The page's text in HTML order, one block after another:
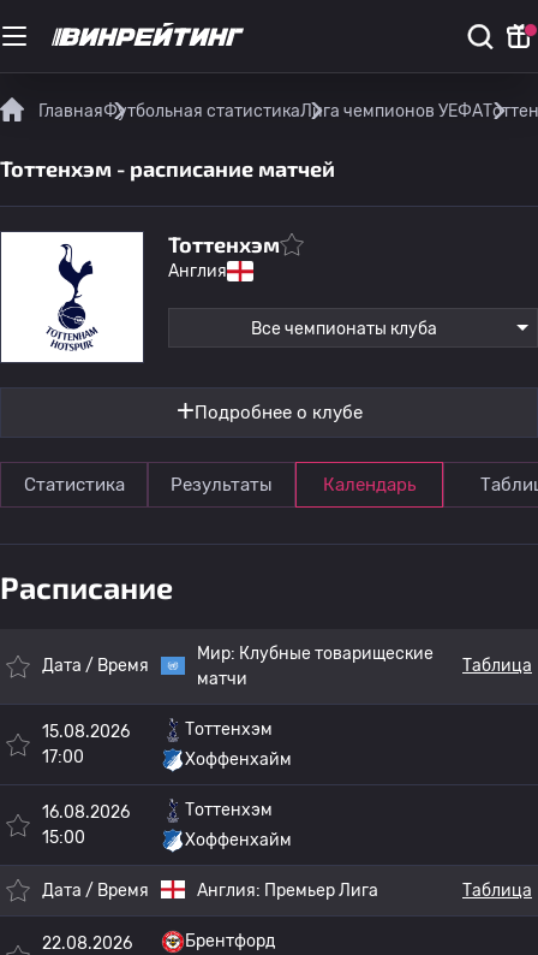
ГлавнаяФутбольная статистикаЛига чемпионов УЕФА
Тоттенхэм - расписание матчей
Тоттенхэм
Англия
Все чемпионаты клуба
Подробнее о клубе
Статистика Результаты Календарь
Расписание
Дата / Время
Мир: Клубные товарищеские
матчи
Таблица
15.08.2026
17:00
Тоттенхэм
Хоффенхайм
16.08.2026
15:00
Тоттенхэм
Хоффенхайм
Дата / Время Англия: Премьер Лига Таблица
22.08.2026
Брентфорд